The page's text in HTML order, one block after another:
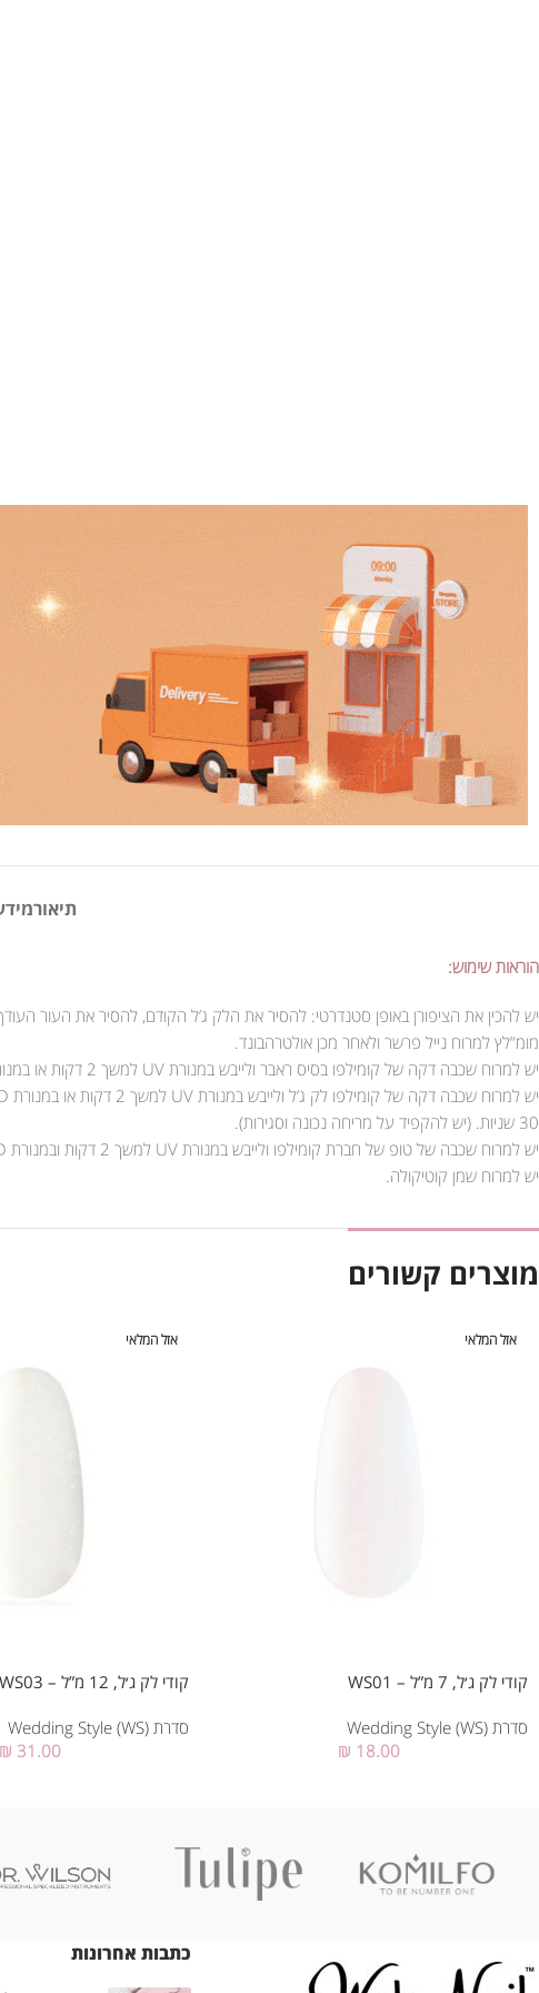
תיאור
הוראות שימוש:
יש להכין את הציפורן באופן סטנדרטי: להסיר את הלק ג’ל הקודם, להסיר את העור
מומ”לץ למרוח נייל פרשר ולאחר מכן אולטרהבונד.
יש למרוח שכבה דקה של קומילפו בסיס ראבר ולייבש במנורת UV למשך 2 דקות או במנורת LED למשך 30 שניות.
30 שניות. (יש להקפיד על מריחה נכונה וסגירות).
יש למרוח שכבה של טופ של חברת קומילפו ולייבש במנורת UV למשך 2 דקות ובמנורת LED למשך 90 שניות.
יש למרוח שמן קוטיקולה.
מוצרים קשורים
אזל המלאי
קודי לק ג׳ל, 7 מ”ל – WS01
סדרת Wedding Style (WS)
₪ 18.00
אזל המלאי
קודי לק ג׳ל, 12 מ”ל – WS03
סדרת Wedding Style (WS)
₪ 31.00
כתבות אחרונות